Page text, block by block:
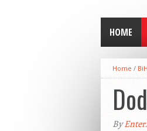
HOME
Home / BiH
By